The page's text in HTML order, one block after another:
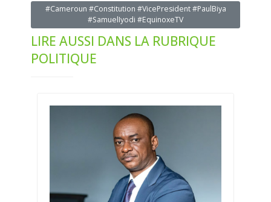
#Cameroun #Constitution #VicePresident #PaulBiya
#SamuelIyodi #EquinoxeTV
LIRE AUSSI DANS LA RUBRIQUE
POLITIQUE